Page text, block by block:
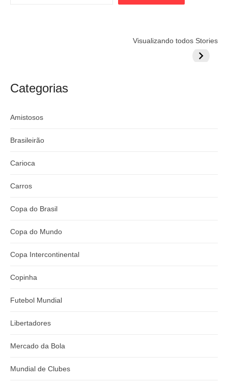
Visualizando todos Stories
argentino
Globo quer
Lesão
do
Categorias
Amistosos
Brasileirão
Carioca
Carros
Copa do Brasil
Copa do Mundo
Copa Intercontinental
Copinha
Futebol Mundial
Libertadores
Mercado da Bola
Mundial de Clubes